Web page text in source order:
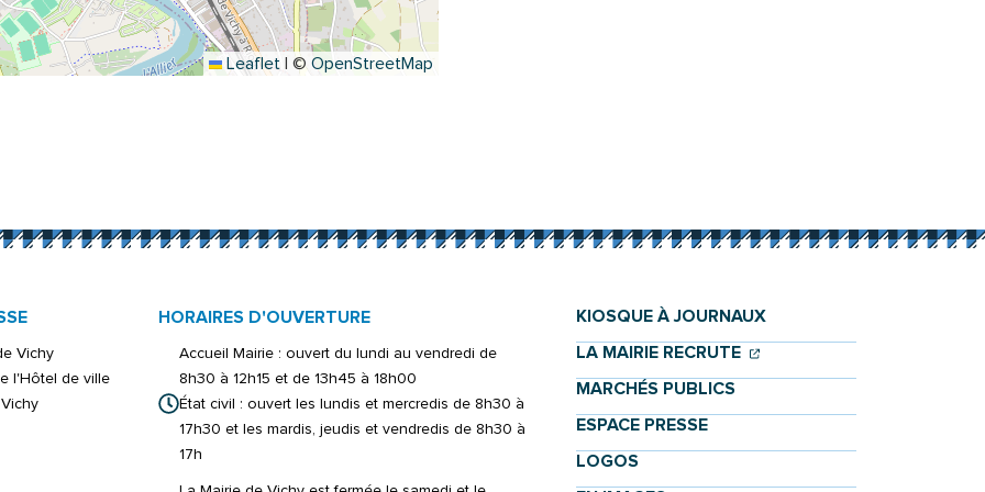
Leaflet | ©OpenStreetMap
onglet)
un nouvel onglet)
e-mail
dans un nouvel onglet)
Vichy
l'Hôtel de ville
HORAIRES D'OUVERTURE
Accueil Mairie : ouvert du lundi au vendredi de
8h30 à 12h15 et de 13h45 à 18h00
État civil : ouvert les lundis et mercredis de 8h30 à
17h30 et les mardis, jeudis et vendredis de 8h30 à
17h
KIOSQUE À JOURNAUX
LA MAIRIE RECRUTE (OUVERTURE DANS UN
(OUVERTURE DANS UN
MARCHÉS PUBLICS
ESPACE PRESSE
LOGOS